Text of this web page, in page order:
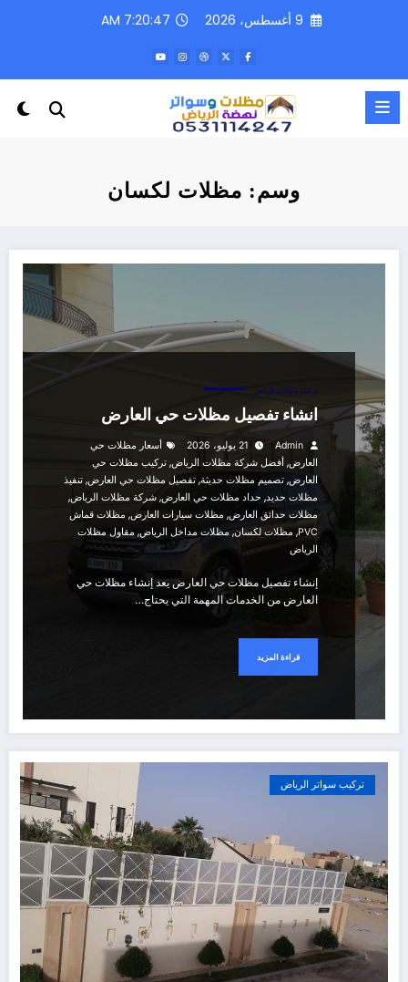
9 أغسطس، 2026 7:20:47 AM
وسم: مظلات لكسان
تركيب مظلات الرياض
انشاء تفصيل مظلات حي العارض
Admin 21 يوليو، 2026
أسعار مظلات حي
العارض, أفضل شركة مظلات الرياض, تركيب مظلات حي
العارض, تصميم مظلات حديثة, تفصيل مظلات حي العارض, تنفيذ
مظلات حديد, حداد مظلات حي العارض, شركة مظلات الرياض,
مظلات حدائق العارض, مظلات سيارات العارض, مظلات قماش
PVC
,مظلات لكسان, مظلات مداخل الرياض, مقاول مظلات
الرياض
إنشاء تفصيل مظلات حي العارض يعد إنشاء مظلات حي
العارض من الخدمات المهمة التي يحتاج…
قراءة المزيد
تركيب سواتر الرياض